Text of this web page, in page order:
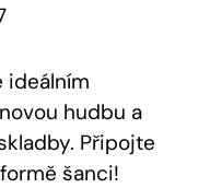
ideálním
hudbu a
Připojte
šanci!